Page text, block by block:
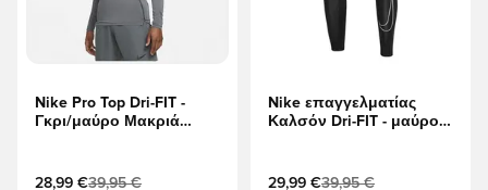
Nike Pro Top Dri-FIT -
Γκρι/μαύρο Μακριά
28,99 €39,95 €
Nike επαγγελματίας
Καλσόν Dri-FIT - μαύρο/
29,99 €39,95 €